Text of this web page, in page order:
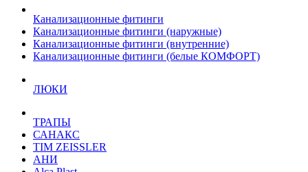
Канализационные фитинги
Канализационные фитинги (наружные)
Канализационные фитинги (внутренние)
Канализационные фитинги (белые КОМФОРТ)
ЛЮКИ
ТРАПЫ
САНАКС
TIM ZEISSLER
АНИ